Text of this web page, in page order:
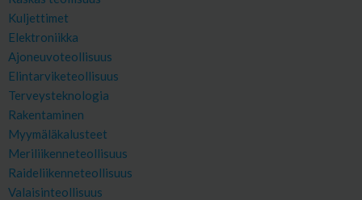
Kuljettimet
Elektroniikka
Ajoneuvoteollisuus
Elintarviketeollisuus
Terveysteknologia
Rakentaminen
Myymäläkalusteet
Meriliikenneteollisuus
Raideliikenneteollisuus
Valaisinteollisuus